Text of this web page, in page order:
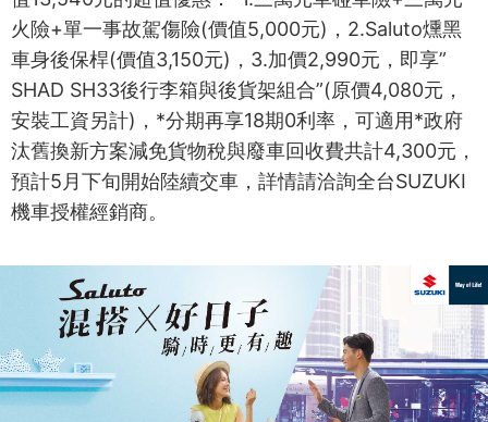
火險+單一事故駕傷險(價值5,000元)，2.Saluto燻黑
車身後保桿(價值3,150元)，3.加價2,990元，即享”
SHAD SH33後行李箱與後貨架組合”(原價4,080元，
安裝工資另計)，*分期再享18期0利率，可適用*政府
汰舊換新方案減免貨物稅與廢車回收費共計4,300元，
預計5月下旬開始陸續交車，詳情請洽詢全台SUZUKI
機車授權經銷商。